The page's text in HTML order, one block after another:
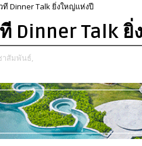
ที Dinner Talk ยิ่งใหญ่แห่งปี
ที Dinner Talk
าสัมพันธ์,